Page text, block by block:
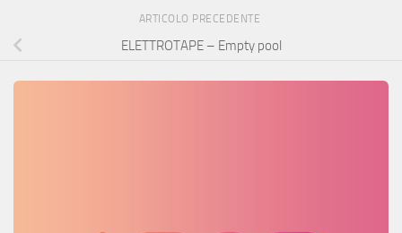
ARTICOLO PRECEDENTE
ELETTROTAPE – Empty pool